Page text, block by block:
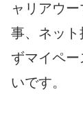
ャリアウ
事、ネッ
ずマイペ
いです。